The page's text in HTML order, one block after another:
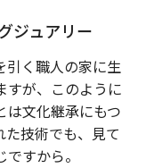
ジュアリー
引く職人の家に生
すが、このように
は文化継承にもつ
技術でも、見て
すから。